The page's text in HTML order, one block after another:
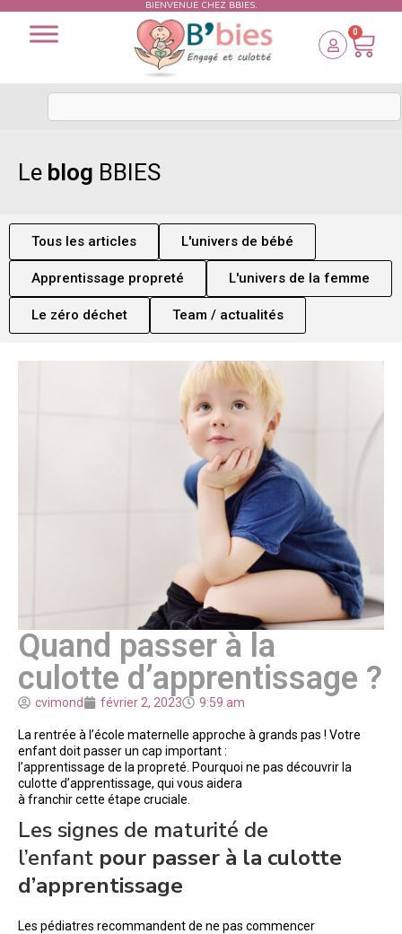
BIENVENUE CHEZ BBIES.
0
Le blog BBIES
Tous les articles L'univers de bébé
Apprentissage propreté L'univers de la femme
Le zéro déchet Team / actualités
Quand passer à la
culotte d’apprentissage ?
cvimond février 2, 2023 9:59 am
La rentrée à l’école maternelle approche à grands pas ! Votre
enfant doit passer un cap important :
l’apprentissage de la propreté. Pourquoi ne pas découvrir la
culotte d’apprentissage, qui vous aidera
à franchir cette étape cruciale.
Les signes de maturité de
l’enfant pour passer à la culotte
d’apprentissage
Les pédiatres recommandent de ne pas commencer